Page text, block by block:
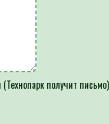
получит письмо)